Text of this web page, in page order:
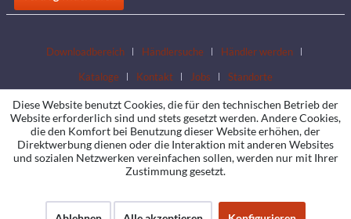
Downloadbereich Händlersuche
Händler werden
Kataloge
Kontakt Jobs Standorte
Diese Website benutzt Cookies, die für den technischen Betrieb der
Website erforderlich sind und stets gesetzt werden. Andere Cookies,
die den Komfort bei Benutzung dieser Website erhöhen, der
Direktwerbung dienen oder die Interaktion mit anderen Websites
und sozialen Netzwerken vereinfachen sollen, werden nur mit Ihrer
Zustimmung gesetzt.